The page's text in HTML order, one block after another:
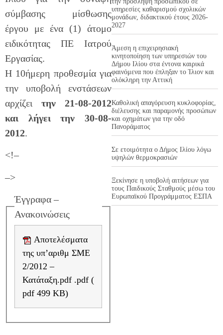
σύμβασης μίσθωσης
έργου με ένα (1) άτομο
ειδικότητας ΠΕ Ιατρού
Εργασίας.
Η 10ήμερη προθεσμία για
την υποβολή ενστάσεων
αρχίζει την 21-08-2012
και λήγει την 30-08-
2012.
<!–
–>
Έγγραφα –
Ανακοινώσεις
της υπ’αριθμ ΣΜΕ
2/2012 –
Κατάταξη.pdf .pdf (
pdf 499 KB)
υπηρεσίες καθαρισμού σχολικών
μονάδων, διδακτικού έτους 2026-
2027
Άμεση η επιχειρησιακή
κινητοποίηση των υπηρεσιών του
Δήμου Ιλίου στα έντονα καιρικά
φαινόμενα που έπληξαν το Ίλιον και
ολόκληρη την Αττική
Καθολική απαγόρευση κυκλοφορίας,
διέλευσης και παραμονής προσώπων
και οχημάτων για την οδό
Πανοράματος
Σε ετοιμότητα ο Δήμος Ιλίου λόγω
υψηλών θερμοκρασιών
Ξεκίνησε η υποβολή αιτήσεων για
τους Παιδικούς Σταθμούς μέσω του
Ευρωπαϊκού Προγράμματος ΕΣΠΑ